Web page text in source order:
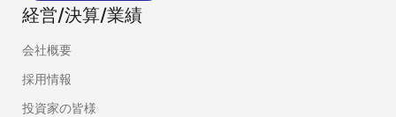
経営/決算/業績
会社概要
採用情報
投資家の皆様